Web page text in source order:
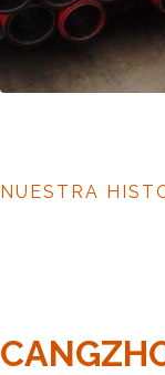
NUESTRA